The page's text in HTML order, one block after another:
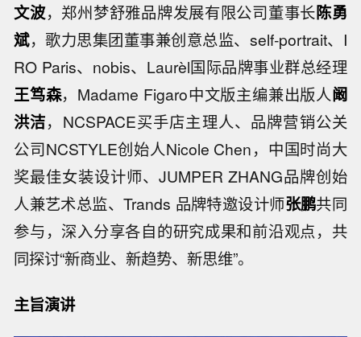
文波，郑州梦舒雅品牌发展有限公司董事长陈勇
斌，歌力思集团董事兼创意总监、self-portrait、I
RO Paris、nobis、Laurèl国际品牌事业群总经理
王笃森，Madame Figaro中文版主编兼出版人阚
洪洁，NCSPACE买手店主理人、品牌营销公关
公司NCSTYLE创始人Nicole Chen，中国时尚大
奖最佳女装设计师、JUMPER ZHANG品牌创始
人兼艺术总监、Trands 品牌特邀设计师张鹏共同
参与，深入分享各自的研究成果和前沿观点，共
同探讨“新商业、新趋势、新思维”。
主旨演讲